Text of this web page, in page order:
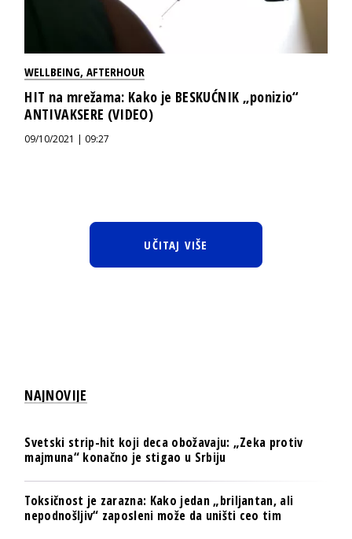
WELLBEING,AFTERHOUR
HIT na mrežama: Kako je BESKUĆNIK „ponizio“
ANTIVAKSERE (VIDEO)
09/10/2021 | 09:27
UČITAJ VIŠE
NAJNOVIJE
Svetski strip-hit koji deca obožavaju: „Zeka protiv
majmuna“ konačno je stigao u Srbiju
Toksičnost je zarazna: Kako jedan „briljantan, ali
nepodnošljiv“ zaposleni može da uništi ceo tim